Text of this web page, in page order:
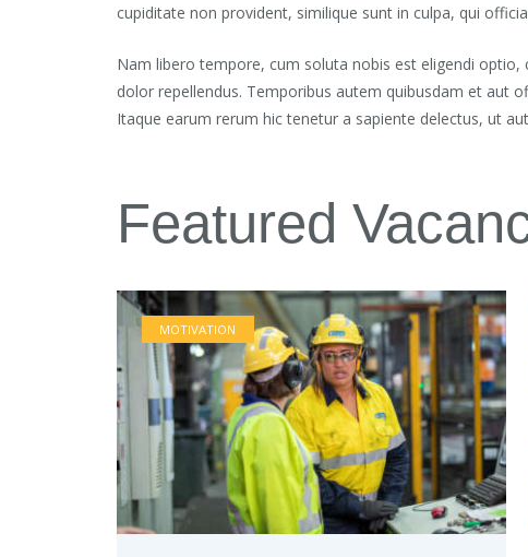
cupiditate non provident, similique sunt in culpa, qui
Nam libero tempore, cum soluta nobis est eligendi
dolor repellendus. Temporibus autem quibusdam et aut
Itaque earum rerum hic tenetur a sapiente delectus, ut
Featured
MOTIVATION